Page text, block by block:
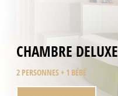
CHAMBRE DELUXE
2 PERSONNES + 1 BÉBÉ